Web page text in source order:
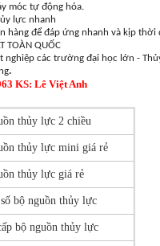
móc tự động hóa.
lực nhanh
hàng để đáp ứng nhanh và kịp thời
TOÀN QUỐC
các trường đại học lớn -
.
KS: Lê Việt Anh
thủy lực 2 chiều
thủy lực mini giá rẻ
thủy lực giá rẻ
bộ nguồn thủy lực
bộ nguồn thủy lực